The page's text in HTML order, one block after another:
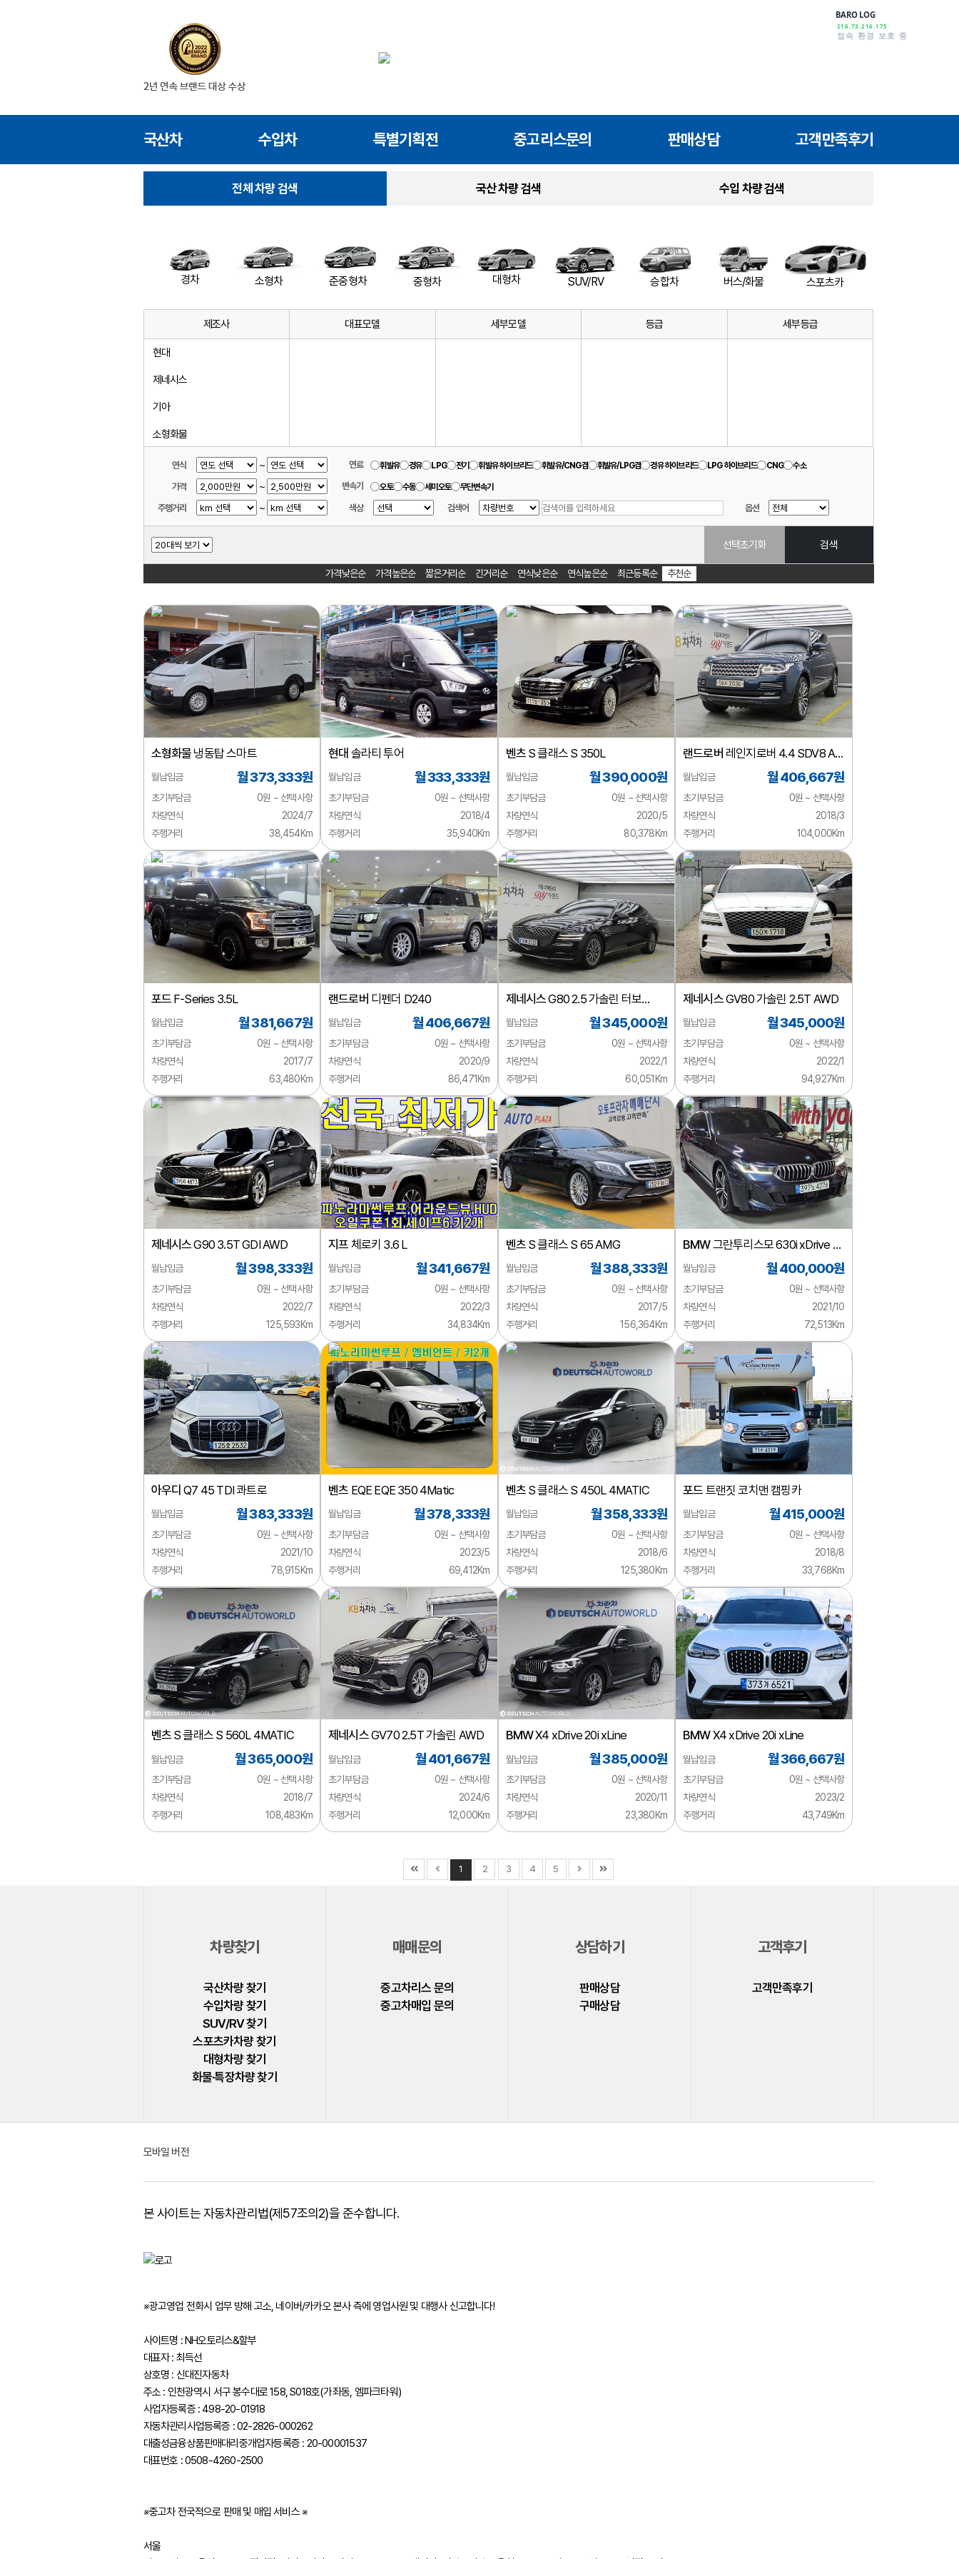
국산차 수입차 특별기획전 중고리스문의 판매상담 고객만족후기
전체 차량 검색 국산 차량 검색 수입 차량 검색
경차 소형차 준중형차 중형차 대형차 SUV/RV 승합차 버스/화물 스포츠카
제조사
현대
제네시스
기아
소형화물
르노코리아(삼성)
KG모빌리티(쌍용)
쉐보레
대우
기타제조사
벤츠
BMW
아우디
폭스바겐
미니
랜드로버
닛산
다이하쓰
다찌
동풍소콘
람보르기니
로버
로터스
롤스로이스
르노
링컨
마이바흐
마쯔다
맥라렌
미쯔비시
미쯔오카
벤틀리
부가티
북기은상
뷰익
사브
사이언
선롱버스
스마트
스바루
스즈키
시보레
시트로엥
애스턴마틴
어큐라
오펠
올즈모빌
이네오스
이베코
이스즈
푸조
허머
혼다
BYD
GMC
LEVC
대표모델 세부모델 등급 세부등급
연식 ~ 연료 휘발유 경유 LPG 전기 휘발유 하이브리드 휘발유/CNG겸 휘발유/LPG겸 경유 하이브리드 LPG 하이브리드 CNG 수소
가격 ~ 변속기 오토 수동 세미오토 무단변속기
주행거리 ~ 색상 검색어 옵션
선택초기화 검색
가격낮은순 가격높은순 짧은거리순 긴거리순 연식낮은순 연식높은순 최근등록순 추천순
소형화물 냉동탑 스마트
월납입금 월 373,333원
초기부담금
0원 ~ 선택사항
차량연식
2024/7
주행거리
38,454Km
현대 솔라티 투어
월납입금 월 333,333원
초기부담금
0원 ~ 선택사항
차량연식
2018/4
주행거리
35,940Km
벤츠S 클래스 S 350L
월납입금 월 390,000원
초기부담금
0원 ~ 선택사항
차량연식
2020/5
주행거리
80,378Km
랜드로버 레인지로버 4.4 SDV8 AB
LWB 디젤
월납입금 월 406,667원
초기부담금
0원 ~ 선택사항
차량연식
2018/3
주행거리
104,000Km
포드F-Series 3.5L
월납입금 월 381,667원
초기부담금
0원 ~ 선택사항
차량연식
2017/7
주행거리
63,480Km
랜드로버 디펜더 D240
월납입금 월 406,667원
초기부담금
0원 ~ 선택사항
차량연식
2020/9
주행거리
86,471Km
제네시스G80 2.5 가솔린 터보
AWD
월납입금 월 345,000원
초기부담금
0원 ~ 선택사항
차량연식
2022/1
주행거리
60,051Km
제네시스GV80 가솔린 2.5T AWD
월납입금 월 345,000원
초기부담금
0원 ~ 선택사항
차량연식
2022/1
주행거리
94,927Km
제네시스G90 3.5T GDI AWD
월납입금 월 398,333원
초기부담금
0원 ~ 선택사항
차량연식
2022/7
주행거리
125,593Km
지프 체로키 3.6 L
월납입금 월 341,667원
초기부담금
0원 ~ 선택사항
차량연식
2022/3
주행거리
34,834Km
벤츠S 클래스 S 65 AMG
월납입금 월 388,333원
초기부담금
0원 ~ 선택사항
차량연식
2017/5
주행거리
156,364Km
BMW그란투리스모 630i xDrive M
스포츠
월납입금 월 400,000원
초기부담금
0원 ~ 선택사항
차량연식
2021/10
주행거리
72,513Km
아우디 Q7 45 TDI 콰트로
월납입금 월 383,333원
초기부담금
0원 ~ 선택사항
차량연식
2021/10
주행거리
78,915Km
벤츠 EQE EQE 350 4Matic
월납입금 월 378,333원
초기부담금
0원 ~ 선택사항
차량연식
2023/5
주행거리
69,412Km
벤츠S 클래스 S 450L 4MATIC
월납입금 월 358,333원
초기부담금
0원 ~ 선택사항
차량연식
2018/6
주행거리
125,380Km
포드 트랜짓 코치맨 캠핑카
월납입금 월 415,000원
초기부담금
0원 ~ 선택사항
차량연식
2018/8
주행거리
33,768Km
벤츠S 클래스 S 560L 4MATIC
월납입금 월 365,000원
초기부담금
0원 ~ 선택사항
차량연식
2018/7
주행거리
108,483Km
제네시스GV70 2.5T 가솔린 AWD
월납입금 월 401,667원
초기부담금
0원 ~ 선택사항
차량연식
2024/6
주행거리
12,000Km
BMWX4 xDrive 20i xLine
월납입금 월 385,000원
초기부담금
0원 ~ 선택사항
차량연식
2020/11
주행거리
23,380Km
BMWX4 xDrive 20i xLine
월납입금 월 366,667원
초기부담금
0원 ~ 선택사항
차량연식
2023/2
주행거리
43,749Km
1 2 3 4 5
차량찾기
국산차량 찾기
수입차량 찾기
SUV/RV 찾기
스포츠카차량 찾기
대형차량 찾기
화물·특장차량 찾기
매매문의
중고차리스 문의
중고차매입 문의
상담하기
판매상담
구매상담
고객후기
고객만족후기
모바일 버전
본 사이트는 자동차관리법(제57조의2)을 준수합니다.
※광고영업 전화시 업무 방해 고소, 네이버/카카오 본사 측에 영업사원 및 대행사 신고합니다!
사이트명 : NH오토리스&할부
대표자 : 최득선
상호명 : 신대진자동차
주소 : 인천광역시 서구 봉수대로 158, S018호(가좌동, 엠파크타워)
사업자등록증 : 498-20-01918
자동차관리사업등록증 : 02-2826-000262
대출성금융상품판매대리중개업자등록증 : 20-00001537
대표번호 : 0508-4260-2500
※중고차 전국적으로 판매 및 매입 서비스 ※
서울
BARO LOG
216.73.216.175
안심하고 이용하세요